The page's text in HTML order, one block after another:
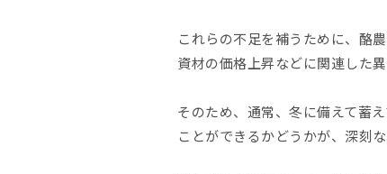
これらの不足を補うために、酪
資材の価格上昇などに関連した
そのため、通常、冬に備えて蓄
ことができるかどうかが、深刻